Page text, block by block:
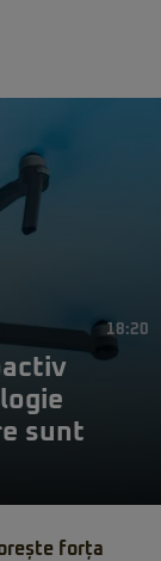
18:20
sunt
forța